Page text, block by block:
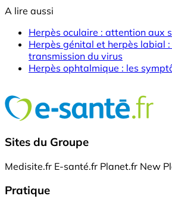
A lire aussi
Herpès oculaire : attention aux
Herpès génital et herpès labial :
transmission du virus
Herpès ophtalmique : les
Sites du Groupe
Medisite.fr E-santé.fr Planet.fr New
Pratique